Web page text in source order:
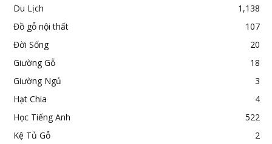
Du Lịch
1,138
Đồ gỗ nội thất
107
Đời Sống
20
Giường Gỗ
18
Giường Ngủ
3
Hạt Chia
4
Học Tiếng Anh
522
Kệ Tủ Gỗ
2